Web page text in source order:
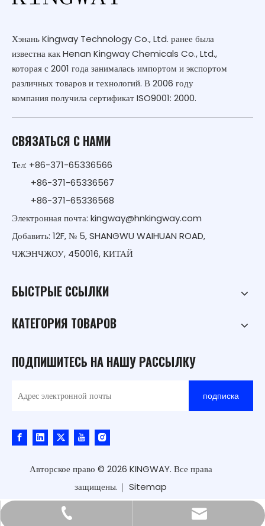
Хэнань Kingway Technology Co., Ltd. ранее была
известна как Henan Kingway Chemicals Co., Ltd.,
которая с 2001 года занималась импортом и экспортом
различных товаров и технологий. В 2006 году
компания получила сертификат ISO9001: 2000.
СВЯЗАТЬСЯ С НАМИ
Тел: +86-371-65336566
+86-371-65336567
+86-371-65336568
Электронная почта: kingway@hnkingway.com
Добавить: 12F, № 5, SHANGWU WAIHUAN ROAD,
ЧЖЭНЧЖОУ, 450016, КИТАЙ
БЫСТРЫЕ ССЫЛКИ
КАТЕГОРИЯ ТОВАРОВ
ПОДПИШИТЕСЬ НА НАШУ РАССЫЛКУ
подписка
Авторское право © 2026 KINGWAY. Все права
защищены.｜ Sitemap